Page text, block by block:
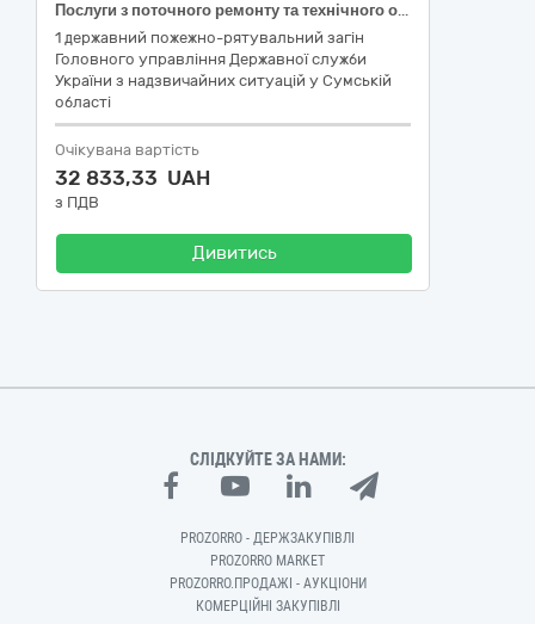
Послуги з поточного ремонту та технічного обслуговування автомобіля SSANG YONG KYRON № шасі KPTS0A1KS5PO14886 р.в. 2007
1 державний пожежно-рятувальний загін
Головного управління Державної служби
України з надзвичайних ситуацій у Сумській
області
Очікувана вартість
32 833,33 UAH
з ПДВ
Дивитись
СЛІДКУЙТЕ ЗА НАМИ:
PROZORRO - ДЕРЖЗАКУПІВЛІ
PROZORRO MARKET
PROZORRO.ПРОДАЖІ - АУКЦІОНИ
КОМЕРЦІЙНІ ЗАКУПІВЛІ